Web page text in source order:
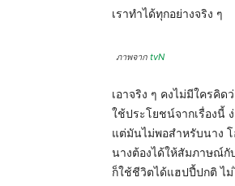
เราทำได้ทุกอย่างจริง ๆ
ภาพจาก tvN
เอาจริง ๆ คงไม่มีใครคิ
ใช้ประโยชน์จากเรื่องนี้
แต่มันไม่พอสำหรับนาง
นางต้องได้ให้สัมภาษณ์กั
ก็ใช้ชีวิตได้แฮปปี้ปกติ ไม่